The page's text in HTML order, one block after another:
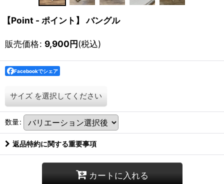
【Point - ポイント】 バングル
販売価格: 9,900円(税込)
Facebookでシェア
サイズ を選択してください
数量:
返品特約に関する重要事項
カートに入れる